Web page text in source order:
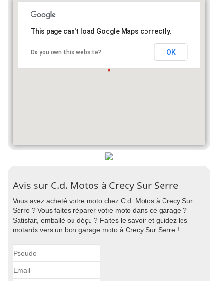
This page can't load Google Maps correctly.
Do you own this website? OK
Avis sur C.d. Motos à Crecy Sur Serre
Vous avez acheté votre moto chez C.d. Motos à Crecy Sur
Serre ? Vous faites réparer votre moto dans ce garage ?
Satisfait, emballé ou déçu ? Faites le savoir et guidez les
motards vers un bon garage moto à Crecy Sur Serre !